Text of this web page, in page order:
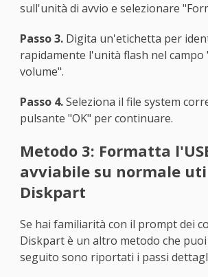
sull'unità di avvio e selezionare
Passo 3.Digita un'etichetta per
rapidamente l'unità flash nel campo
volume".
Passo 4.Seleziona il file system
pulsante "OK" per continuare.
Metodo 3: Formatta
avviabile su normale
Diskpart
Se hai familiarità con il prompt dei
Diskpart è un altro metodo che
seguito sono riportati i passi